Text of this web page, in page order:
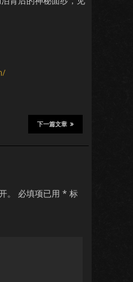
下一篇文章
。 必填项已用 * 标